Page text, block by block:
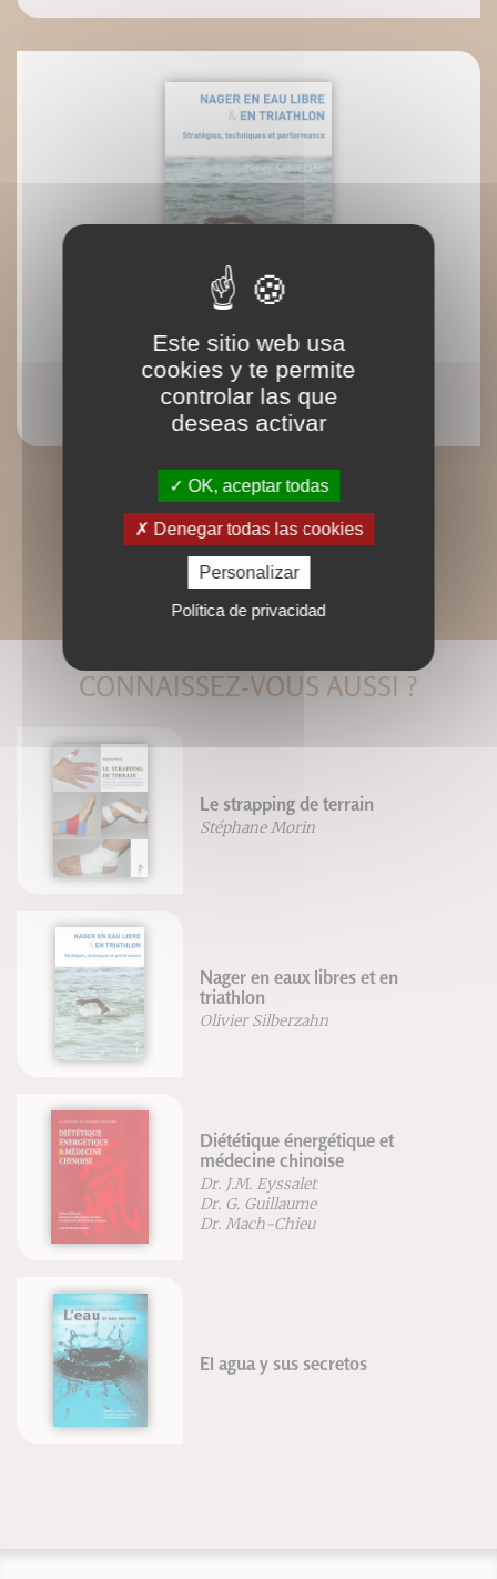
Nager en eaux libres et en triathlon
Olivier Silberzahn
CONNAISSEZ-VOUS AUSSI ?
Le strapping de terrain
Stéphane Morin
Nager en eaux libres et en
triathlon
Olivier Silberzahn
Diététique énergétique et
médecine chinoise
Dr. J.M. Eyssalet
Dr. G. Guillaume
Dr. Mach-Chieu
El agua y sus secretos
Este sitio web usa
cookies y te permite
controlar las que
deseas activar
OK, aceptar todas
Denegar todas las cookies
Personalizar
Política de privacidad